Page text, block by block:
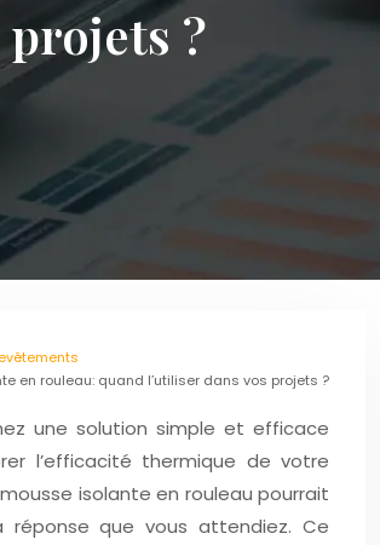
projets ?
en rouleau: quand l’utiliser dans vos projets ?
une solution simple et efficace
l’efficacité thermique de votre
isolante en rouleau pourrait
réponse que vous attendiez. Ce